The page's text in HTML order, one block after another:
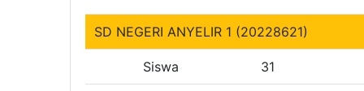
SD NEGERI ANYELIR 1 (20228621)
Siswa 31